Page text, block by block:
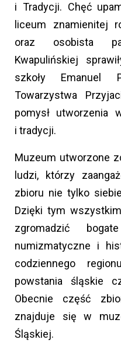
i Tradycji. Chęć
liceum znamienitej
oraz osobista
Kwapulińskiej
szkoły Emanuel
Towarzystwa
pomysł utworzenia
i tradycji.
Muzeum utworzone
ludzi, którzy
zbioru nie tylko
Dzięki tym
zgromadzić
numizmatyczne i
codziennego
powstania śląskie
Obecnie część
znajduje się w
Śląskiej.